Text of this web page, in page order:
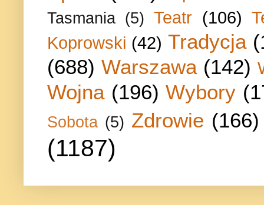
Tasmania (5) Teatr (106)
Koprowski (42) Tradycja
(688) Warszawa (142)
Wojna (196) Wybory
Sobota (5) Zdrowie (166)
(1187)